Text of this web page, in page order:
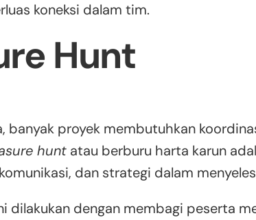
koneksi dalam tim.
Hunt
banyak proyek membutuhkan
huntatau berburu harta karun
dan strategi dalam
dilakukan dengan membagi peserta